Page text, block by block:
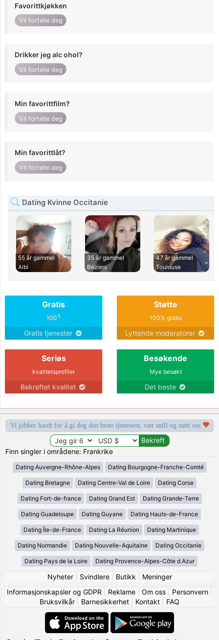
Favorittkjøkken
Vil fortelle deg
Drikker jeg alc ohol?
Vil fortelle deg
Min favorittfilm?
Vil fortelle deg
Min favorittlåt?
Vil fortelle deg
Dating Kvinne Occitanie
55 år gammel
Albi
35 år gammel
Béziers
47 år gammel
Toulouse
Gratis
100%
Gratis tjenester
Støtte
100% gratis
Lyttende moderatorer
Seriøs
kvalitetsprofiler
Bekreftet kvalitet
Besøkende
Mye besøkt
Det beste
Vi jobber hardt for å gi deg den beste tjenesten, vær snill og støtt oss
Finn singler i områdene: Frankrike
Dating Auvergne-Rhône-Alpes Dating Bourgogne-Franche-Comté
Dating Bretagne Dating Centre-Val de Loire Dating Corse
Dating Fort-de-france Dating Grand Est Dating Grande-Terre
Dating Guadeloupe Dating Guyane Dating Hauts-de-France
Dating Île-de-France Dating La Réunion Dating Martinique
Dating Normandie Dating Nouvelle-Aquitaine Dating Occitanie
Dating Pays de la Loire Dating Provence-Alpes-Côte d Azur
Nyheter| Svindlere| Butikk
Meninger
Informasjonskapsler og GDPR
Reklame| Om oss| Personvern|
Bruksvilkår
Barnesikkerhet Kontakt FAQ